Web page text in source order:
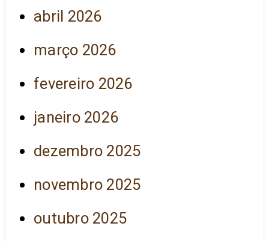
abril 2026
março 2026
fevereiro 2026
janeiro 2026
dezembro 2025
novembro 2025
outubro 2025